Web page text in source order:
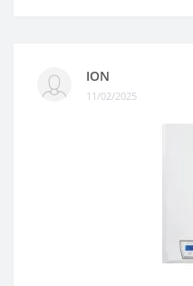
ION
11/02/2025